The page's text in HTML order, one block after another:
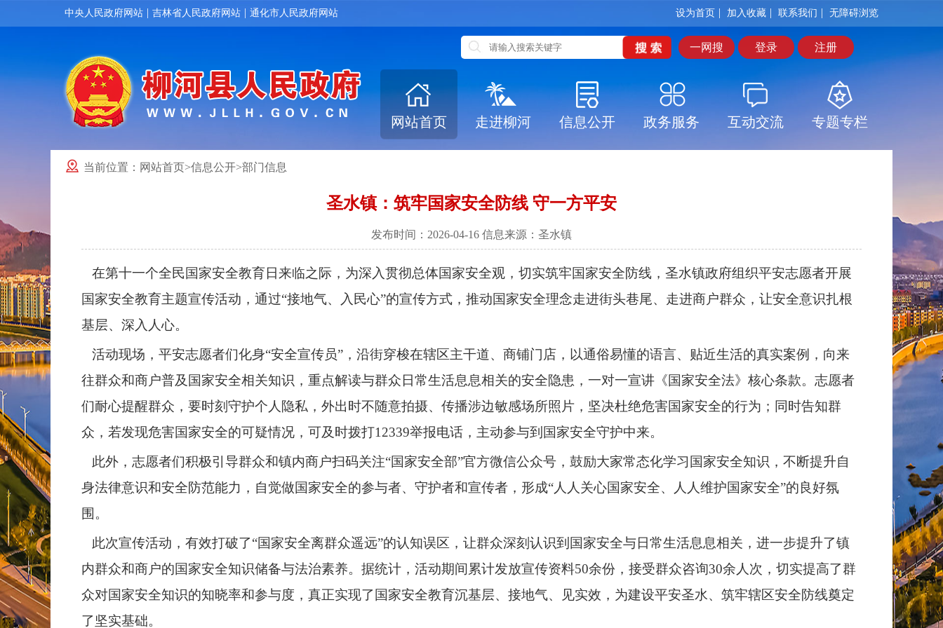
中央人民政府网站 | 吉林省人民政府网站 | 通化市人民政府网站 设为首页 | 加入收藏 | 联系我们 | 无障碍浏览
一网搜 登录 注册
网站首页 走进柳河 信息公开 政务服务 互动交流 专题专栏
当前位置： 网站首页>信息公开>部门信息
圣水镇：筑牢国家安全防线 守一方平安
发布时间：2026-04-16 信息来源：圣水镇
在第十一个全民国家安全教育日来临之际，为深入贯彻总体国家安全观，切实筑牢国家安全防线，圣水镇政府组织平安志愿者开展
国家安全教育主题宣传活动，通过“接地气、入民心”的宣传方式，推动国家安全理念走进街头巷尾、走进商户群众，让安全意识扎根
基层、深入人心。
活动现场，平安志愿者们化身“安全宣传员”，沿街穿梭在辖区主干道、商铺门店，以通俗易懂的语言、贴近生活的真实案例，向来
往群众和商户普及国家安全相关知识，重点解读与群众日常生活息息相关的安全隐患，一对一宣讲《国家安全法》核心条款。志愿者
们耐心提醒群众，要时刻守护个人隐私，外出时不随意拍摄、传播涉边敏感场所照片，坚决杜绝危害国家安全的行为；同时告知群
众，若发现危害国家安全的可疑情况，可及时拨打12339举报电话，主动参与到国家安全守护中来。
此外，志愿者们积极引导群众和镇内商户扫码关注“国家安全部”官方微信公众号，鼓励大家常态化学习国家安全知识，不断提升自
身法律意识和安全防范能力，自觉做国家安全的参与者、守护者和宣传者，形成“人人关心国家安全、人人维护国家安全”的良好氛
围。
此次宣传活动，有效打破了“国家安全离群众遥远”的认知误区，让群众深刻认识到国家安全与日常生活息息相关，进一步提升了镇
内群众和商户的国家安全知识储备与法治素养。据统计，活动期间累计发放宣传资料50余份，接受群众咨询30余人次，切实提高了群
众对国家安全知识的知晓率和参与度，真正实现了国家安全教育沉基层、接地气、见实效，为建设平安圣水、筑牢辖区安全防线奠定
了坚实基础。